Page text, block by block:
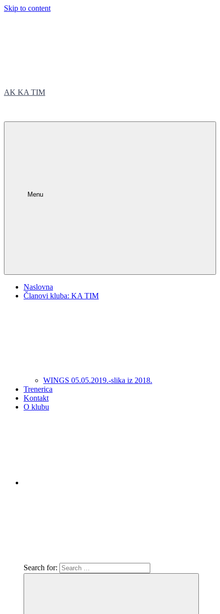
Skip to content
AK KA TIM
Menu
Naslovna
Članovi kluba: KA TIM
WINGS 05.05.2019.-slika iz 2018.
Trenerica
Kontakt
O klubu
Search for: